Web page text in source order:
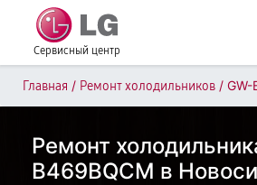
Сервисный центр
Главная / Ремонт холодильников / GW-
Ремонт
B469BQCM в